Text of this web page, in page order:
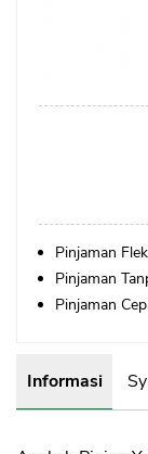
Assets
Asuransi
Asuransi
Asuransi
Pinjaman
Pinjaman
Pinjaman
Informasi